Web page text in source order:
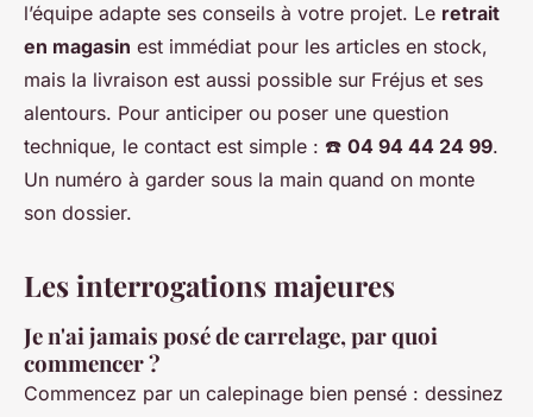
l’équipe adapte ses conseils à votre projet. Le retrait
en magasin est immédiat pour les articles en stock,
mais la livraison est aussi possible sur Fréjus et ses
alentours. Pour anticiper ou poser une question
technique, le contact est simple : ☎️ 04 94 44 24 99.
Un numéro à garder sous la main quand on monte
son dossier.
Les interrogations majeures
Je n'ai jamais posé de carrelage, par quoi
commencer ?
Commencez par un calepinage bien pensé : dessinez